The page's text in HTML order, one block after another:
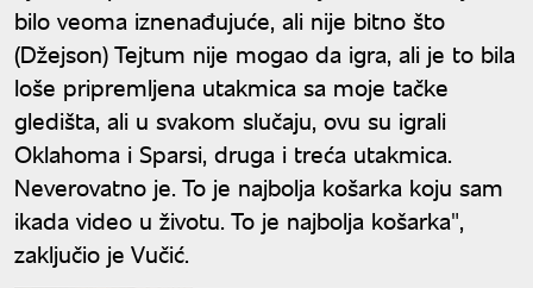
bilo veoma iznenađujuće, ali nije bitno što
(Džejson) Tejtum nije mogao da igra, ali je to bila
loše pripremljena utakmica sa moje tačke
gledišta, ali u svakom slučaju, ovu su igrali
Oklahoma i Sparsi, druga i treća utakmica.
Neverovatno je. To je najbolja košarka koju sam
ikada video u životu. To je najbolja košarka",
zaključio je Vučić.